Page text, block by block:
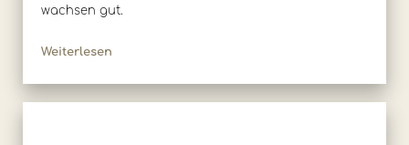
wachsen gut.
Weiterlesen